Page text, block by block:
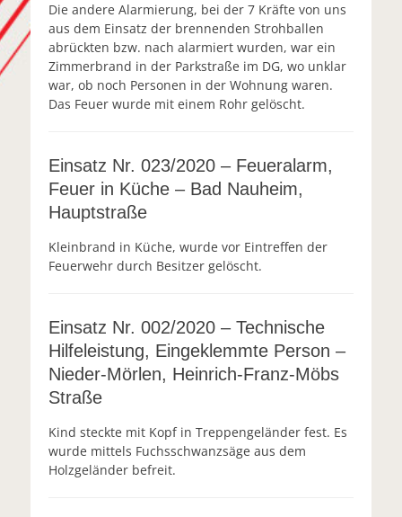
Die andere Alarmierung, bei der 7 Kräfte von uns
aus dem Einsatz der brennenden Strohballen
abrückten bzw. nach alarmiert wurden, war ein
Zimmerbrand in der Parkstraße im DG, wo unklar
war, ob noch Personen in der Wohnung waren.
Das Feuer wurde mit einem Rohr gelöscht.
Einsatz Nr. 023/2020 – Feueralarm,
Feuer in Küche – Bad Nauheim,
Hauptstraße
Kleinbrand in Küche, wurde vor Eintreffen der
Feuerwehr durch Besitzer gelöscht.
Einsatz Nr. 002/2020 – Technische
Hilfeleistung, Eingeklemmte Person –
Nieder-Mörlen, Heinrich-Franz-Möbs
Straße
Kind steckte mit Kopf in Treppengeländer fest. Es
wurde mittels Fuchsschwanzsäge aus dem
Holzgeländer befreit.